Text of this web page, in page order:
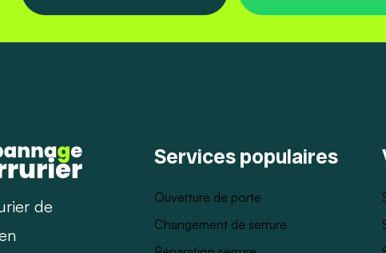
de
Services populaires
Ouverture de porte
Changement de serrure